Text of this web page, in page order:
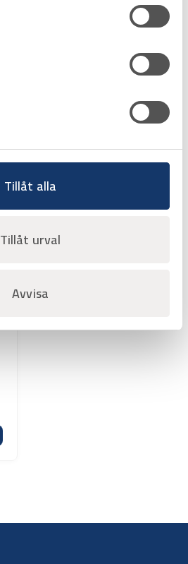
Tillåt alla
Tillåt urval
Avvisa
Installationstång Wiha
Varuko